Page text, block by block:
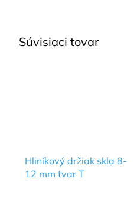
Súvisiaci tovar
Hliníkový držiak skla 8-
12 mm tvar T